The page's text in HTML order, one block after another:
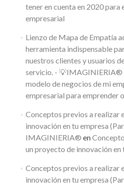
tener en cuenta en 2020 para
empresarial
Lienzo de Mapa de Empatía
herramienta indispensable
nuestros clientes y usuarios
servicio. - 💡IMAGINIERIA®
modelo de negocios de mi
empresarial para emprender
Conceptos previos a realizar
innovación en tu empresa
IMAGINIERIA® en
un proyecto de innovación en
Conceptos previos a realizar
innovación en tu empresa